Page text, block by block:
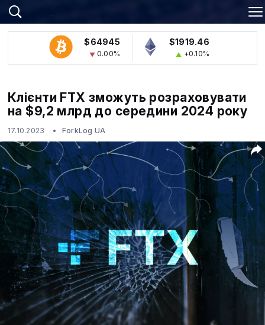
$64945
0.00%
$1919.46
+0.10%
Клієнти FTX зможуть розраховувати
на $9,2 млрд до середини 2024 року
17.10.2023 ForkLog UA